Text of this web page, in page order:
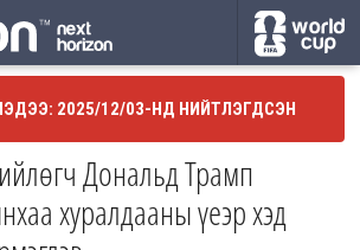
2025/12/03-НД НИЙТЛЭГДСЭН
Дональд Трамп
хуралдааны үеэр хэд